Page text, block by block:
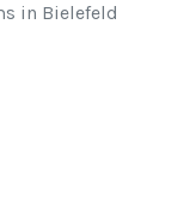
in Bielefeld